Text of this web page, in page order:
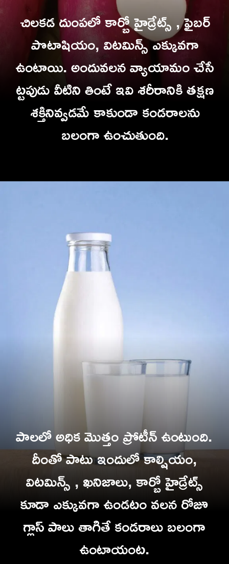
చిలకడ దుంపలో కార్బో హైడ్రేట్స్ , ఫైబర్
పొటాషియం, విటమిన్స్ ఎక్కువగా
ఉంటాయి. అందువలన వ్యాయామం చేసే
ట్టపుడు వీటిని తింటే ఇవి శరీరానికి తక్షణ
శక్తినివ్వడమే కాకుండా కండరాలను
బలంగా ఉంచుతుంది.
పాలలో అధిక మొత్తం ప్రోటీన్ ఉంటుంది.
దీంతో పాటు ఇందులో కాల్షియం,
విటమిన్స్ , ఖనిజాలు, కార్బో హైడ్రేట్స్
కూడా ఎక్కువగా ఉండటం వలన రోజూ
గ్లాస్ పాలు తాగితే కండరాలు బలంగా
ఉంటాయంట.